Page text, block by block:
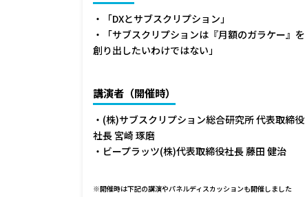
・「DXとサブスクリプション」
・「サブスクリプションは『月額のガラケー』を
創り出したいわけではない」
講演者（開催時）
・(株)サブスクリプション総合研究所 代表取締役
社長 宮崎 琢磨
・ビープラッツ(株)代表取締役社長 藤田 健治
※開催時は下記の講演やパネルディスカッションも開催しました